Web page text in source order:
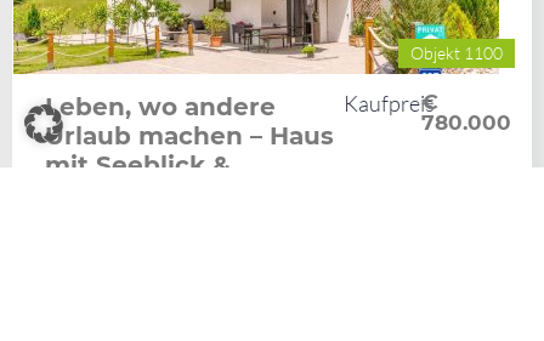
Objekt 1100
Leben, wo andere
Urlaub machen – Haus
mit Seeblick &
Kaufpreis
€
780.000